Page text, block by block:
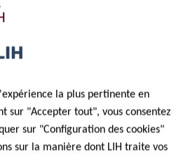
cette
la plus pertinente en
sur "Accepter tout", vous consentez
sur "Configuration des cookies"
sur la manière dont LIH traite vos